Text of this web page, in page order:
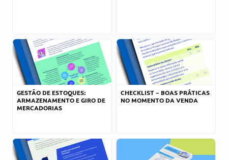
GESTÃO DE ESTOQUES:
ARMAZENAMENTO E GIRO DE
MERCADORIAS
CHECKLIST – BOAS PRÁTICAS
NO MOMENTO DA VENDA